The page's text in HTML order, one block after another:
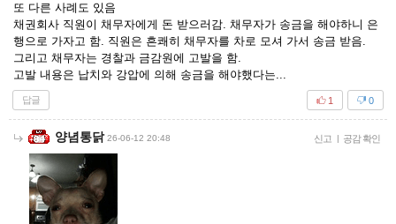
또 다른 사례도 있음
채권회사 직원이 채무자에게 돈 받으러감. 채무자가 송금을 해야하니 은
행으로 가자고 함. 직원은 흔쾌히 채무자를 차로 모셔 가서 송금 받음.
그리고 채무자는 경찰과 금감원에 고발을 함.
고발 내용은 납치와 강압에 의해 송금을 해야했다는...
답글 0
1
양념통닭 26-06-12 20:48 신고 | 공감 확인